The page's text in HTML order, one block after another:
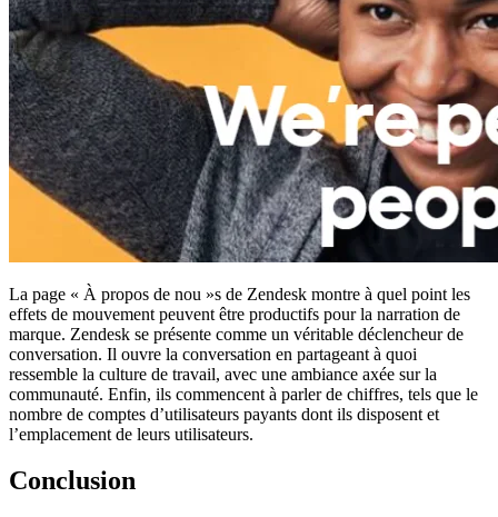
La page « À propos de nou »s de Zendesk montre à quel point les
effets de mouvement peuvent être productifs pour la narration de
marque. Zendesk se présente comme un véritable déclencheur de
conversation. Il ouvre la conversation en partageant à quoi
ressemble la culture de travail, avec une ambiance axée sur la
communauté. Enfin, ils commencent à parler de chiffres, tels que le
nombre de comptes d’utilisateurs payants dont ils disposent et
l’emplacement de leurs utilisateurs.
Conclusion